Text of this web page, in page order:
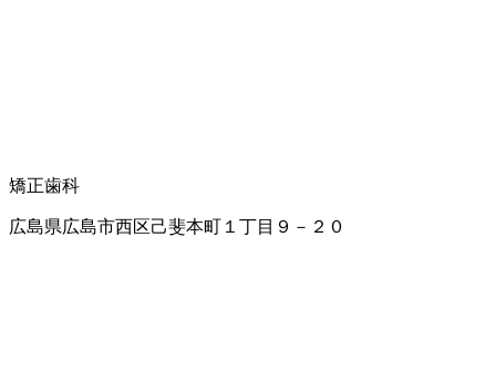
矯正歯科
広島県広島市西区己斐本町１丁目９－２０